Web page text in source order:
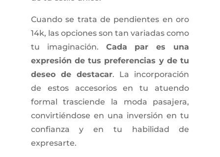
Cuando se trata de pendientes en oro
14k, las opciones son tan variadas como
tu imaginación. Cada par es una
expresión de tus preferencias y de tu
deseo de destacar. La incorporación
de estos accesorios en tu atuendo
formal trasciende la moda pasajera,
convirtiéndose en una inversión en tu
confianza y en tu habilidad de
expresarte.